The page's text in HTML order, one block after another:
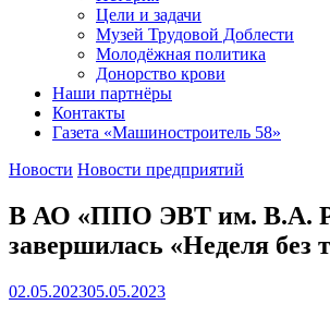
Цели и задачи
Музей Трудовой Доблести
Молодёжная политика
Донорство крови
Наши партнёры
Контакты
Газета «Машиностроитель 58»
Новости Новости предприятий
В АО «ППО ЭВТ им. В.А.
завершилась «Неделя без
02.05.202305.05.2023